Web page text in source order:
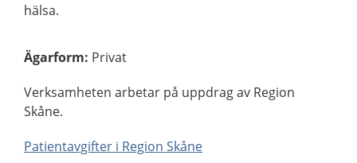
hälsa.
Ägarform: Privat
Verksamheten arbetar på uppdrag av Region
Skåne.
Patientavgifter i Region Skåne